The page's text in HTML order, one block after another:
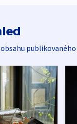
obsahu